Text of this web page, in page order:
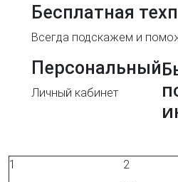
Бесплатная
Всегда подскажем и
Персональный
Личный кабинет
1 2